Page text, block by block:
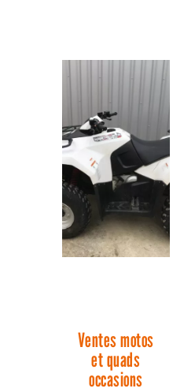
Ventes motos
et quads
occasions